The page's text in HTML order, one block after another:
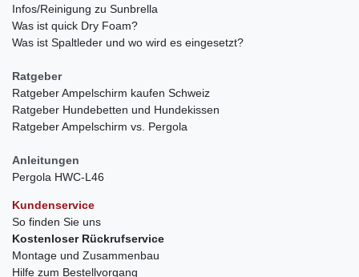
Infos/Reinigung zu Sunbrella
Was ist quick Dry Foam?
Was ist Spaltleder und wo wird es eingesetzt?
Ratgeber
Ratgeber Ampelschirm kaufen Schweiz
Ratgeber Hundebetten und Hundekissen
Ratgeber Ampelschirm vs. Pergola
Anleitungen
Pergola HWC-L46
Kundenservice
So finden Sie uns
Kostenloser Rückrufservice
Montage und Zusammenbau
Hilfe zum Bestellvorgang